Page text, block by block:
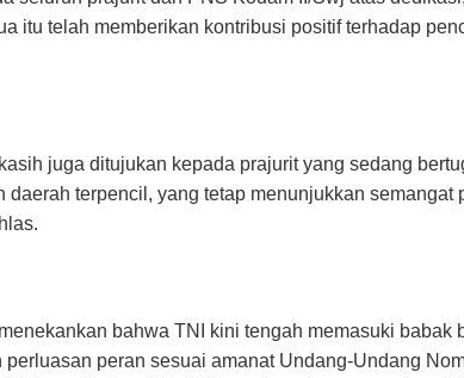
itu telah memberikan kontribusi positif terhadap
juga ditujukan kepada prajurit yang sedang
daerah terpencil, yang tetap menunjukkan
bahwa TNI kini tengah memasuki babak
perluasan peran sesuai amanat Undang-Undang